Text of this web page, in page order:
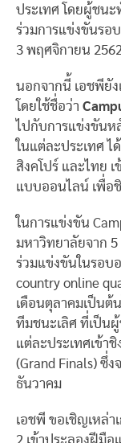
ประเทศ โดยผู้ชนะ
ร่วมการแข่งขันรอ
3 พฤศจิกายน
นอกจากนี้ เอชพียั
โดยใช้ชื่อว่า
ไปกับการแข่งขันห
ในแต่ละประเทศ
สิงคโปร์ และไทย เ
แบบออนไลน์ เพื่อชิ
ในการแข่งขัน
มหาวิทยาลัยจาก 5
ร่วมแข่งขันในรอบ
country online
เดือนตุลาคมเป็นต้
ทีมชนะเลิศ ที่เป็น
แต่ละประเทศเข้า
(Grand Finals) ซึ่
ธันวาคม
เอชพี ขอเชิญเหล่า
2 เข้าประลองฝีมือ